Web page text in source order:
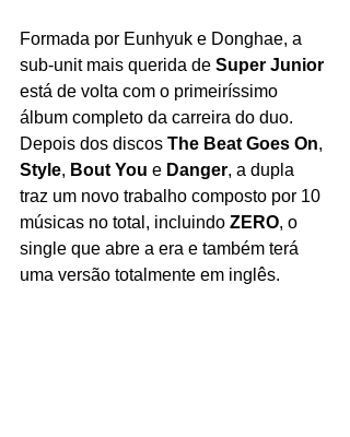
Formada por Eunhyuk e Donghae, a
sub-unit mais querida de Super Junior
está de volta com o primeiríssimo
álbum completo da carreira do duo.
Depois dos discos The Beat Goes On,
Style, Bout You e Danger, a dupla
traz um novo trabalho composto por 10
músicas no total, incluindo ZERO, o
single que abre a era e também terá
uma versão totalmente em inglês.